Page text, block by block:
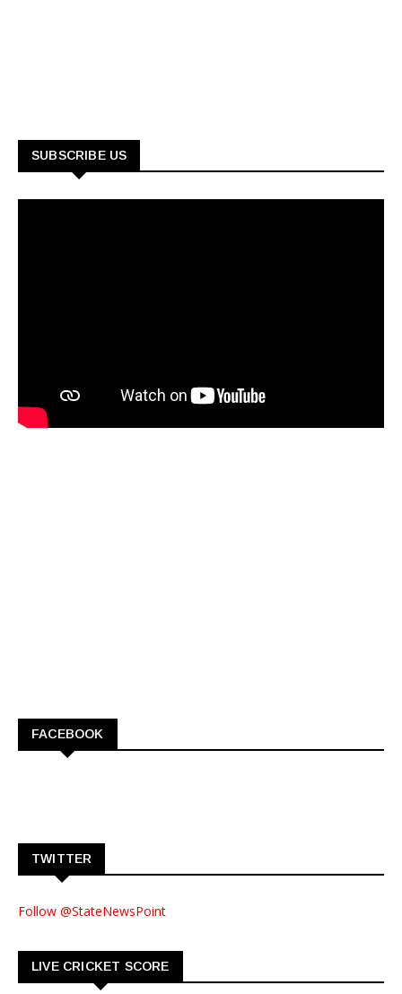
SUBSCRIBE US
FACEBOOK
TWITTER
Follow @StateNewsPoint
LIVE CRICKET SCORE